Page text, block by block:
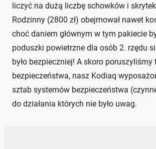
liczyć na dużą liczbę schowków i
Rodzinny (2800 zł) obejmował nawet
choć daniem głównym w tym pakiecie
poduszki powietrzne dla osób 2. rzędu
było bezpieczniej! A skoro poruszyliśmy
bezpieczeństwa, nasz Kodiaq
sztab systemów bezpieczeństwa
do działania których nie było uwag.